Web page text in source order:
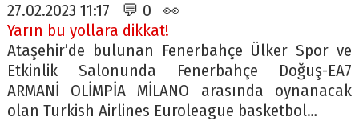
27.02.2023 11:17 💬 0 👀
Yarın bu yollara dikkat!
Ataşehir’de bulunan Fenerbahçe Ülker Spor ve
Etkinlik Salonunda Fenerbahçe Doğuş-EA7
ARMANİ OLİMPİA MİLANO arasında oynanacak
olan Turkish Airlines Euroleague basketbol…